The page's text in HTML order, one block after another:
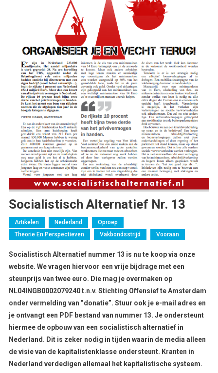
Socialistisch Alternatief Nr. 13
Artikelen Nederland
Oproep
Theorie En Perspectieven
Vakbondsstrijd Vooraan
Socialistisch Alternatief nummer 13 is nu te koop via onze
website. We vragen hiervoor een vrije bijdrage met een
steunprijs van twee euro. Die mag je overmaken op
NL04INGB0002079240 t.n.v. Stichting Offensief te Amsterdam
onder vermelding van ”donatie”. Stuur ook je e-mail adres en
je ontvangt een PDF bestand van nummer 13. Je ondersteunt
hiermee de opbouw van een socialistisch alternatief in
Nederland. Dit is zeker nodig in tijden waarin de media alleen
de visie van de kapitalistenklasse ondersteunt. Kranten in
Nederland verdedigen allemaal het kapitalistische systeem.